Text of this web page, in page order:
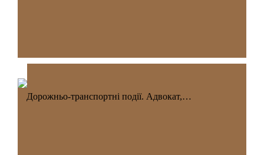
Дорожньо-транспортні події. Адвокат,…